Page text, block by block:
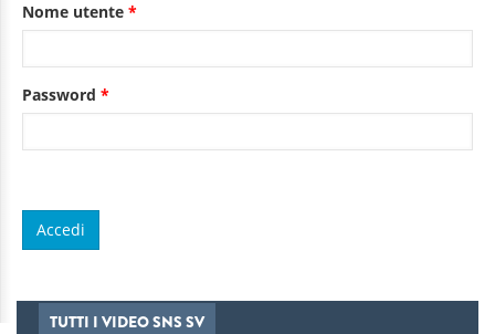
Nome utente *
Password *
TUTTI I VIDEO SNS SV